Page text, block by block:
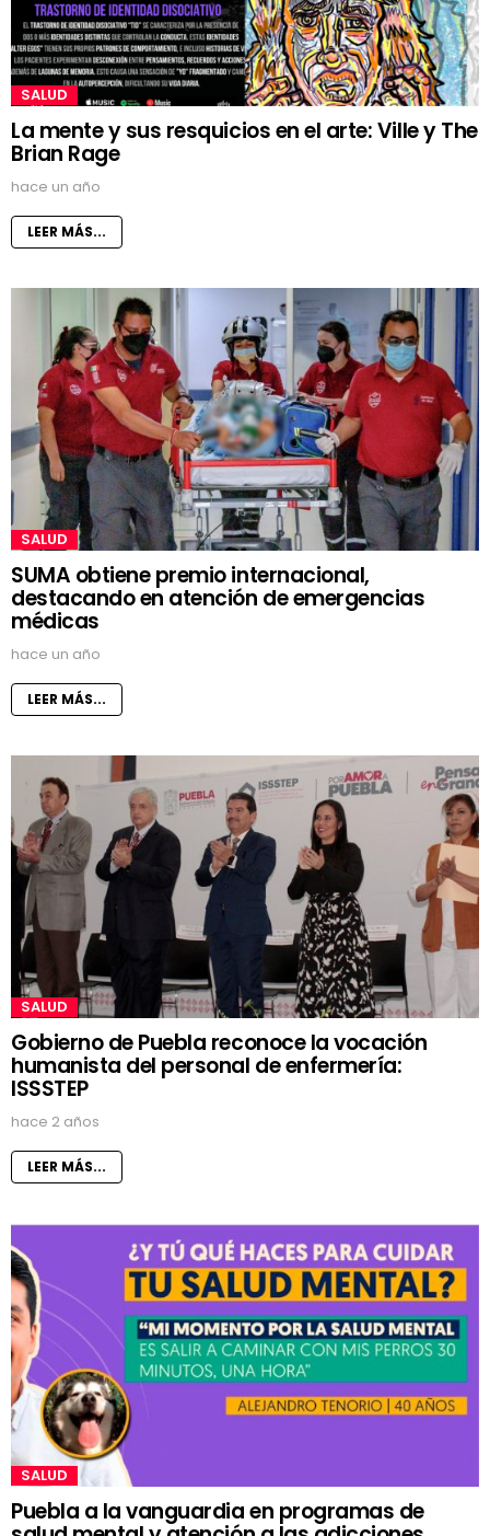
SALUD
La mente y sus resquicios en el arte: Ville y The
Brian Rage
hace un año
LEER MÁS...
SALUD
SUMA obtiene premio internacional,
destacando en atención de emergencias
médicas
hace un año
LEER MÁS...
SALUD
Gobierno de Puebla reconoce la vocación
humanista del personal de enfermería:
ISSSTEP
hace 2 años
LEER MÁS...
SALUD
Puebla a la vanguardia en programas de